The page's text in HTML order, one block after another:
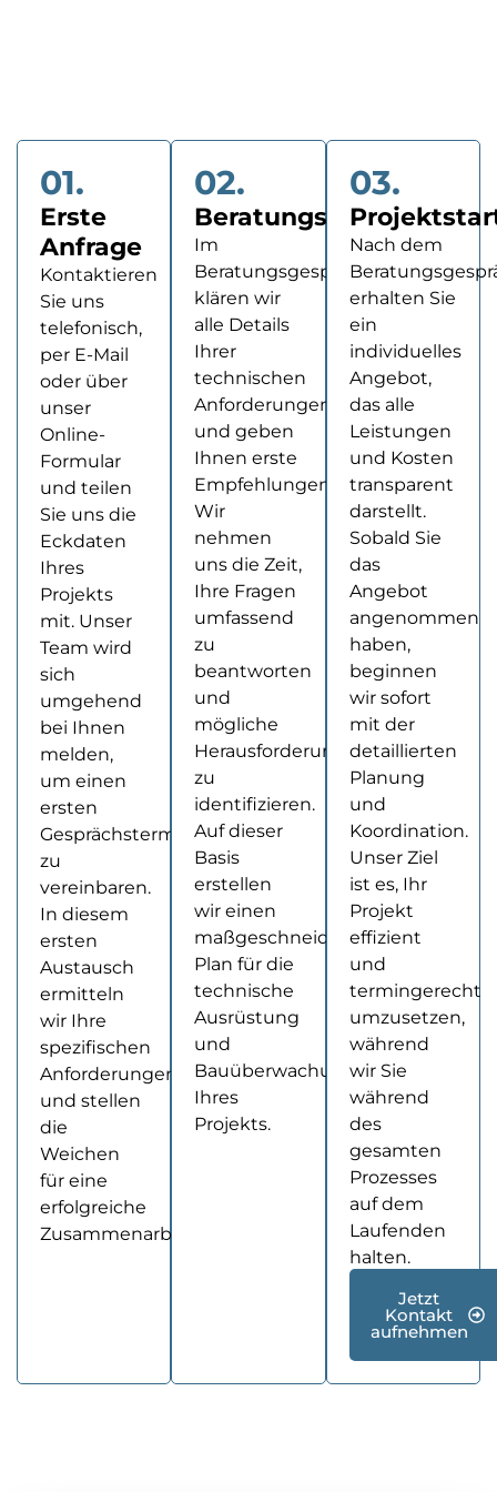
01.
Erste
Anfrage
Kontaktieren
Sie uns
telefonisch,
per E-Mail
oder über
unser
Online-
Formular
und teilen
Sie uns die
Eckdaten
Ihres
Projekts
mit. Unser
Team wird
sich
umgehend
bei Ihnen
melden,
um einen
ersten
Gesprächstermin
zu
vereinbaren.
In diesem
ersten
Austausch
ermitteln
wir Ihre
spezifischen
Anforderungen
und stellen
die
Weichen
für eine
erfolgreiche
Zusammenarbeit.
02.
Beratungsgespräch
Im
Beratungsgespräch
klären wir
alle Details
Ihrer
technischen
Anforderungen
und geben
Ihnen erste
Empfehlungen.
Wir
nehmen
uns die Zeit,
Ihre Fragen
umfassend
zu
beantworten
und
mögliche
Herausforderungen
zu
identifizieren.
Auf dieser
Basis
erstellen
wir einen
maßgeschneiderten
Plan für die
technische
Ausrüstung
und
Bauüberwachung
Ihres
Projekts.
03.
Nach dem
erhalten Sie
ein
individuelles
Angebot,
das alle
Leistungen
und Kosten
transparent
darstellt.
Sobald Sie
das
Angebot
angenommen
haben,
beginnen
wir sofort
mit der
detaillierten
Planung
und
Koordination.
Unser Ziel
ist es, Ihr
Projekt
effizient
und
termingerecht
umzusetzen,
während
wir Sie
während
des
gesamten
Prozesses
auf dem
Laufenden
halten.
Jetzt
Kontakt
aufnehmen